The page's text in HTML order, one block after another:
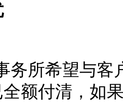
务所希望与客
额付清，如